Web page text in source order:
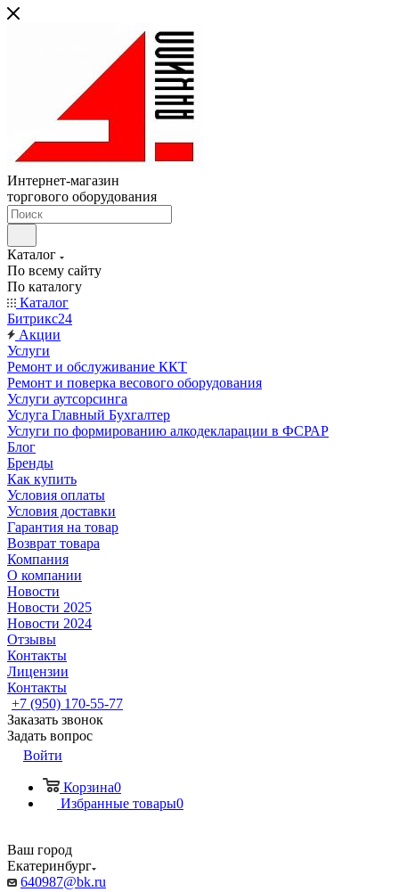
Интернет-магазин
торгового оборудования
Каталог
По всему сайту
По каталогу
Каталог
Битрикс24
Акции
Услуги
Ремонт и обслуживание ККТ
Ремонт и поверка весового оборудования
Услуги аутсорсинга
Услуга Главный Бухгалтер
Услуги по формированию алкодекларации в ФСРАР
Блог
Бренды
Как купить
Условия оплаты
Условия доставки
Гарантия на товар
Возврат товара
Компания
О компании
Новости
Новости 2025
Новости 2024
Отзывы
Контакты
Лицензии
Контакты
+7 (950) 170-55-77
Заказать звонок
Задать вопрос
Войти
Корзина0
Избранные товары0
Ваш город
Екатеринбург
640987@bk.ru